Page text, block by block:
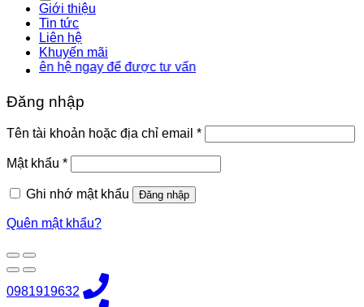
Giới thiệu
Tin tức
Liên hệ
Khuyến mãi
hệ ngay để được tư vấn
Đăng nhập
Tên tài khoản hoặc địa chỉ email *Bắt
buộc
Mật khẩu *Bắt
buộc
Ghi nhớ mật khẩu
Đăng nhập
Quên mật khẩu?
0981919632